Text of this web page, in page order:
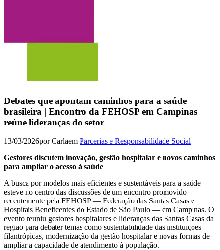
Debates que apontam caminhos para a saúde
brasileira | Encontro da FEHOSP em Campinas
reúne lideranças do setor
13/03/2026por Carlaem Parcerias e Responsabilidade Social
Gestores discutem inovação, gestão hospitalar e novos caminhos
para ampliar o acesso à saúde
A busca por modelos mais eficientes e sustentáveis para a saúde
esteve no centro das discussões de um encontro promovido
recentemente pela FEHOSP — Federação das Santas Casas e
Hospitais Beneficentes do Estado de São Paulo — em Campinas. O
evento reuniu gestores hospitalares e lideranças das Santas Casas da
região para debater temas como sustentabilidade das instituições
filantrópicas, modernização da gestão hospitalar e novas formas de
ampliar a capacidade de atendimento à população.